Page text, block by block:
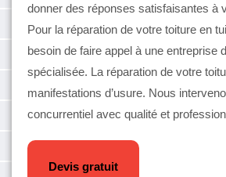
donner des réponses satisfaisantes à
Pour la réparation de votre toiture en
besoin de faire appel à une entreprise
spécialisée. La réparation de votre
manifestations d’usure. Nous
concurrentiel avec qualité et
Devis gratuit